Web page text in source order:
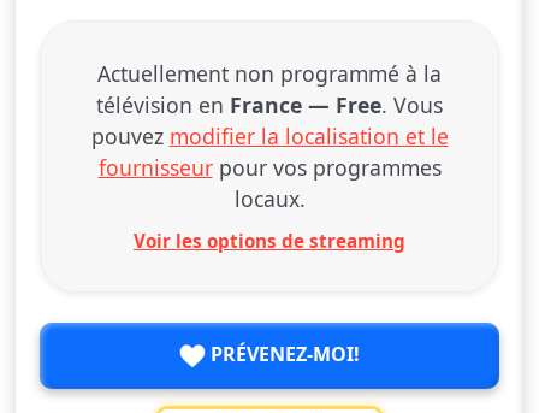
Actuellement non programmé à la
télévision en France — Free. Vous
pouvez modifier la localisation et le
fournisseurpour vos programmes
locaux.
Voir les options de streaming
PRÉVENEZ-MOI!